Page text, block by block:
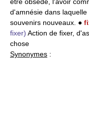
d'amnésie dans
souvenirs nouveaux. ●
fixer) Action de fixer,
chose
Synonymes :